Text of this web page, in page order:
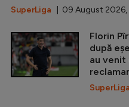
SuperLiga | 09 August 2026,
Florin
după
au venit
SuperLiga